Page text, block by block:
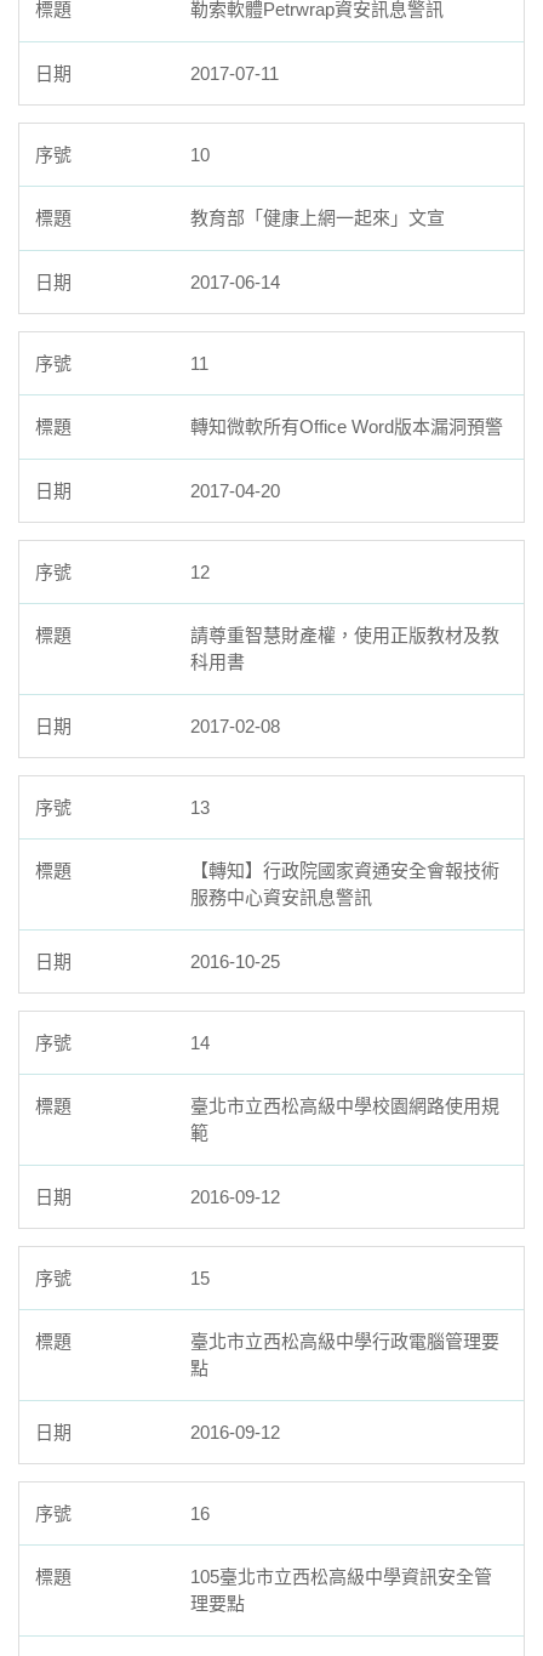
勒索軟體Petrwrap資安訊息警訊
2017-07-11
10
教育部「健康上網一起來」文宣
2017-06-14
11
轉知微軟所有Office Word版本漏洞預警
2017-04-20
12
請尊重智慧財產權，使用正版教材及教
科用書
2017-02-08
13
【轉知】行政院國家資通安全會報技術
服務中心資安訊息警訊
2016-10-25
14
臺北市立西松高級中學校園網路使用規
範
2016-09-12
15
臺北市立西松高級中學行政電腦管理要
點
2016-09-12
16
105臺北市立西松高級中學資訊安全管
理要點